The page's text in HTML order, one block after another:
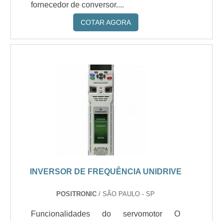
fornecedor de conversor....
COTAR AGORA
INVERSOR DE FREQUÊNCIA UNIDRIVE
POSITRONIC / SÃO PAULO - SP
Funcionalidades do servomotor O